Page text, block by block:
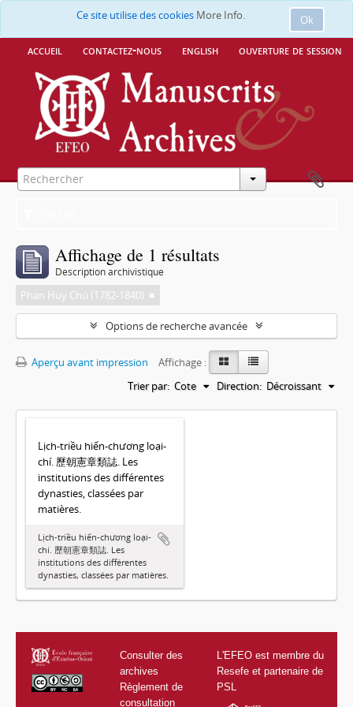
Ok
Ce site utilise des cookies More Info.
accueil contactez-nous english ouverture de session
Affichage de 1 résultats
Description archivistique
Phan Huy Chú (1782-1840)
Options de recherche avancée
Aperçu avant impression
Affichage :
Trier par: Cote Direction: Décroissant
Lịch-triều hiến-chương loại-
chí. 歷朝憲章類誌. Les
institutions des différentes
dynasties, classées par
matières.
Lịch-triều hiến-chương loại-
chí. 歷朝憲章類誌. Les
institutions des différentes
dynasties, classées par matières.
Consulter des
archives
Règlement de
consultation
L'EFEO est membre du
Resefe et partenaire de
PSL